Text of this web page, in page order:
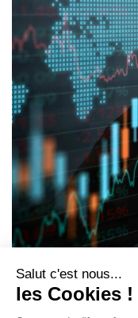
La FED
Baisse des indices de